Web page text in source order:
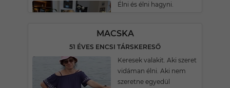
Élni és élni hagyni.
MACSKA
51 ÉVES ENCSI TÁRSKERESŐ
Keresek valakit. Aki szeret
vidáman élni. Aki nem
szeretne egyedül